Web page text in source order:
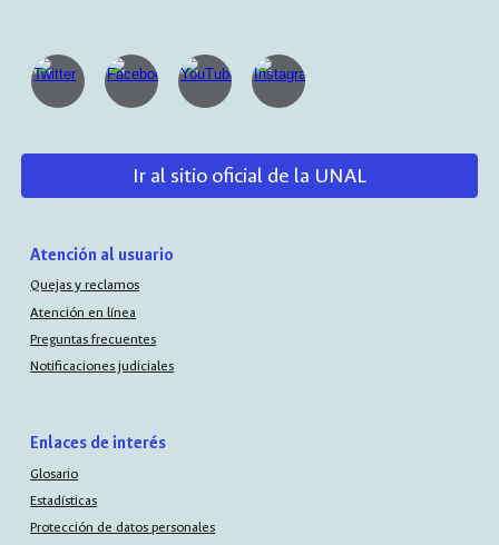
Ir al sitio oficial de la UNAL
Atención al usuario
Quejas y reclamos
Atención en línea
Preguntas frecuentes
Notificaciones judiciales
Enlaces de interés
Glosario
Estadísticas
Protección de datos personales